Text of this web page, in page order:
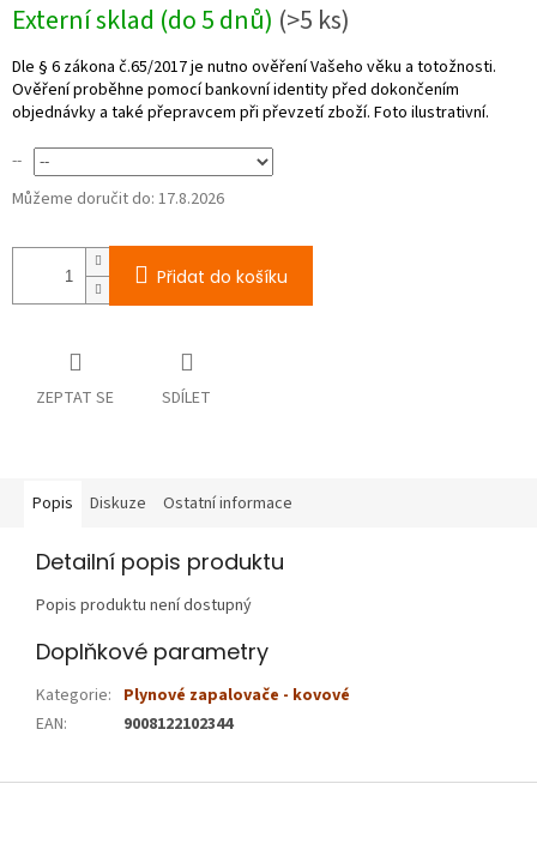
cena:
Externí sklad (do 5 dnů) (>5 ks)
--
Můžeme doručit do: 17.8.2026
Přidat do košíku
ZEPTAT SE SDÍLET
Popis Diskuze Ostatní informace
Detailní popis produktu
Popis produktu není dostupný
Doplňkové parametry
Kategorie: Plynové zapalovače - kovové
EAN: 9008122102344
Z